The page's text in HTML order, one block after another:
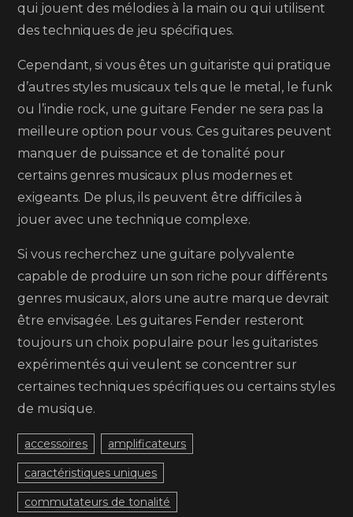
qui jouent des mélodies à la main ou qui utilisent
des techniques de jeu spécifiques.
Cependant, si vous êtes un guitariste qui pratique
d’autres styles musicaux tels que le metal, le funk
ou l’indie rock, une guitare Fender ne sera pas la
meilleure option pour vous. Ces guitares peuvent
manquer de puissance et de tonalité pour
certains genres musicaux plus modernes et
exigeants. De plus, ils peuvent être difficiles à
jouer avec une technique complexe.
Si vous recherchez une guitare polyvalente
capable de produire un son riche pour différents
genres musicaux, alors une autre marque devrait
être envisagée. Les guitares Fender resteront
toujours un choix populaire pour les guitaristes
expérimentés qui veulent se concentrer sur
certaines techniques spécifiques ou certains styles
de musique.
accessoires amplificateurs
caractéristiques uniques
commutateurs de tonalité